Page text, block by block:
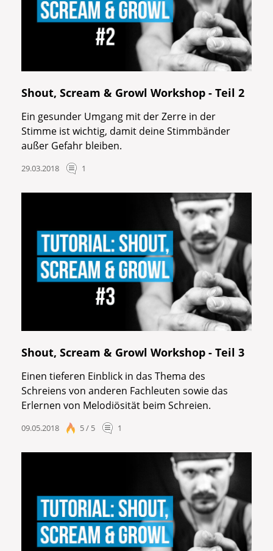
Shout, Scream & Growl Workshop - Teil 2
Ein gesunder Umgang mit der Zerre in der
Stimme ist wichtig, damit deine Stimmbänder
außer Gefahr bleiben.
29.03.2018 1
Shout, Scream & Growl Workshop - Teil 3
Einen tieferen Einblick in das Thema des
Schreiens von anderen Fachleuten sowie das
Erlernen von Melodiösität beim Schreien.
09.05.2018 5 / 5 1